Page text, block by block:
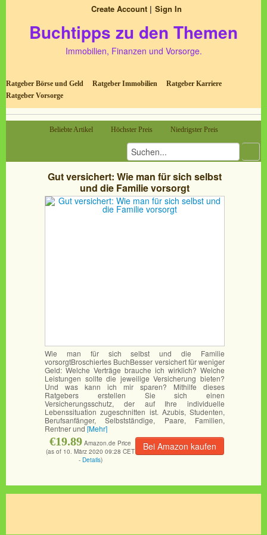
Create Account Sign In
Buchtipps zu den Themen
Immobilien, Finanzen und Vorsorge.
Ratgeber Börse und Geld Ratgeber Immobilien
Ratgeber Karriere
Ratgeber Vorsorge
Beliebte Artikel Höchster Preis Niedrigster Preis
Gut versichert: Wie man für sich selbst
und die Familie vorsorgt
Wie man für sich selbst und die Familie
vorsorgtBroschiertes BuchBesser versichert für weniger
Geld: Welche Verträge brauche ich wirklich? Welche
Leistungen sollte die jeweilige Versicherung bieten?
Und was kann ich mir sparen? Mithilfe dieses
Ratgebers erstellen Sie sich einen
Versicherungsschutz, der auf Ihre individuelle
Lebenssituation zugeschnitten ist. Azubis, Studenten,
Berufsanfänger, Selbstständige, Paare, Familien,
Rentner und[Mehr]
Bei Amazon kaufen
€19.89 Amazon.de Price
(as of 10. März 2020 09:28 CET
- Details)